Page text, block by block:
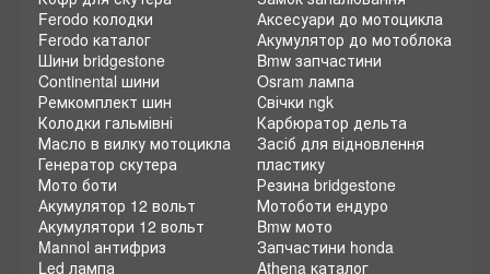
електроенергії вичерпаються досить швидко. Чим більше
навантаження на акумулятор, чим частіше запускатиметься
двигун, тим швидше відбудеться його розрядка. Щоб такого
не відбувалося і застосовують генератор, який і виступає як
джерело електричного струму. Як тільки відбувається
запуск двигуна, відразу починає працювати генератор і
виробляти електричний струм, забезпечуючи їм всю
бортову мережу і в той же час заряджаючи акумулятор.
Якщо генератор з яких-небудь причин не буде заряджати
акумулятор, останній протягом короткого часу розрядиться
і не зможе нормально функціонувати.
Типи генераторів
Ferodo колодки
Ferodo каталог
Шини bridgestone
Continental шини
Ремкомплект шин
Аксесуари до мотоцикла
Акумулятор до мотоблока
Bmw запчастини
Osram лампа
Свічки ngk
Колодки гальмівні
Масло в вилку мотоцикла
Генератор скутера
Мото боти
Акумулятор 12 вольт
Акумулятори 12 вольт
Mannol антифриз
Led лампа
Карбюратор дельта
Засіб для відновлення
пластику
Резина bridgestone
Мотоботи ендуро
Bmw мото
Запчастини honda
Athena каталог